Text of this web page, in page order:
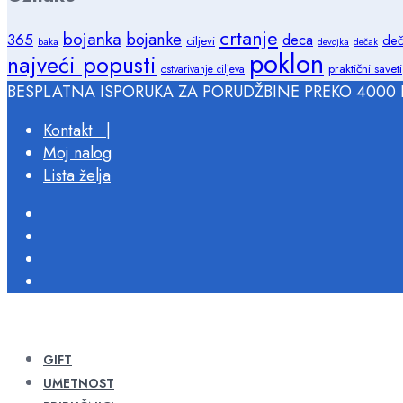
365 baka bojanka bojanke ciljevi crtanje deca devojka dečak
najveći popusti ostvarivanje ciljeva poklon praktični saveti
BESPLATNA ISPORUKA ZA PORUDŽBINE PREKO 4000
Kontakt |
Moj nalog
Lista želja
GIFT
UMETNOST